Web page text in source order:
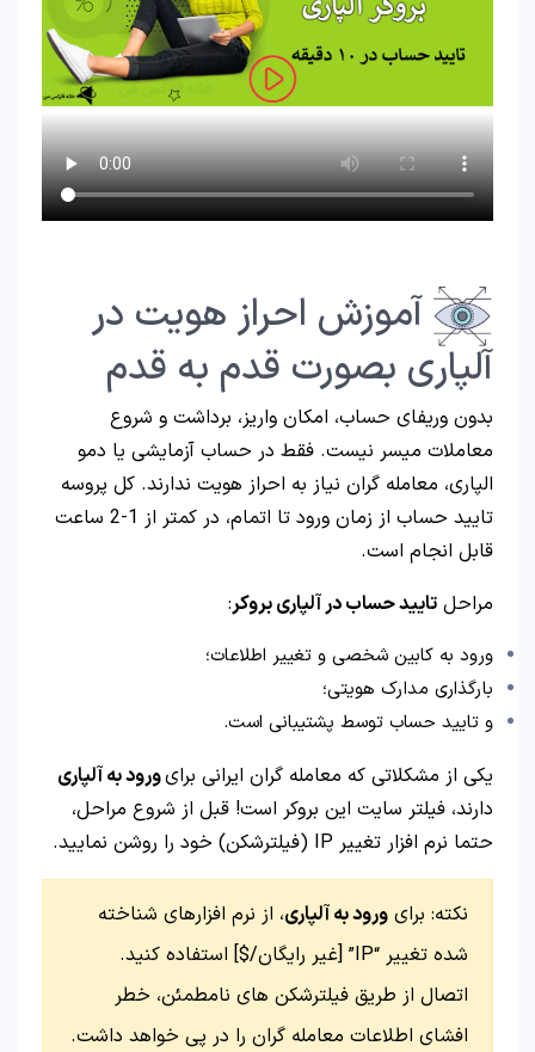
آموزش احراز هویت در
آلپاری بصورت قدم به قدم
بدون وریفای حساب، امکان واریز، برداشت و شروع
معاملات میسر نیست. فقط در حساب آزمایشی یا دمو
الپاری، معامله گران نیاز به احراز هویت ندارند. کل پروسه
تایید حساب از زمان ورود تا اتمام، در کمتر از 1-2 ساعت
قابل انجام است.
مراحل تایید حساب در آلپاری بروکر:
ورود به کابین شخصی و تغییر اطلاعات؛
بارگذاری مدارک هویتی؛
و تایید حساب توسط پشتیبانی است.
یکی از مشکلاتی که معامله گران ایرانی برایورود به آلپاری
دارند، فیلتر سایت این بروکر است! قبل از شروع مراحل،
حتما نرم افزار تغییر IP (فیلترشکن) خود را روشن نمایید.
نکته: برای ورود به آلپاری، از نرم افزارهای شناخته
شده تغییر “IP” [غیر رایگان/$] استفاده کنید.
اتصال از طریق فیلترشکن های نامطمئن، خطر
افشای اطلاعات معامله گران را در پی خواهد داشت.